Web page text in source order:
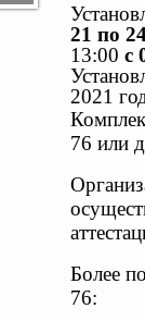
21 по
13:00 с
2021
76 или
Более
76: